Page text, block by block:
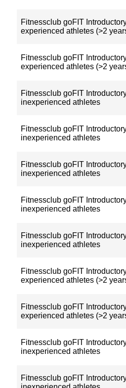
Fitnessclub goFIT
experienced athletes (>2
Fitnessclub goFIT
experienced athletes (>2
Fitnessclub goFIT
inexperienced athletes
Fitnessclub goFIT
inexperienced athletes
Fitnessclub goFIT
inexperienced athletes
Fitnessclub goFIT
inexperienced athletes
Fitnessclub goFIT
inexperienced athletes
Fitnessclub goFIT
experienced athletes (>2
Fitnessclub goFIT
experienced athletes (>2
Fitnessclub goFIT
inexperienced athletes
Fitnessclub goFIT